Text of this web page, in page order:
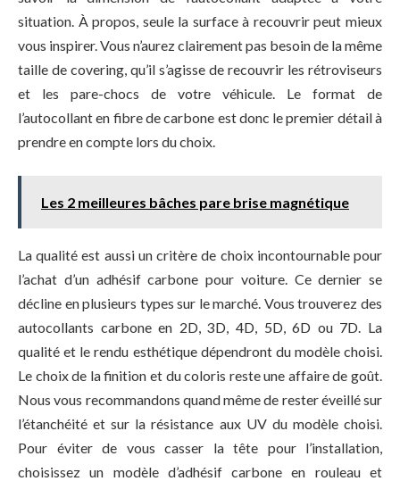
situation. À propos, seule la surface à recouvrir peut mieux
vous inspirer. Vous n’aurez clairement pas besoin de la même
taille de covering, qu’il s’agisse de recouvrir les rétroviseurs
et les pare-chocs de votre véhicule. Le format de
l’autocollant en fibre de carbone est donc le premier détail à
prendre en compte lors du choix.
Les 2 meilleures bâches pare brise magnétique
La qualité est aussi un critère de choix incontournable pour
l’achat d’un adhésif carbone pour voiture. Ce dernier se
décline en plusieurs types sur le marché. Vous trouverez des
autocollants carbone en 2D, 3D, 4D, 5D, 6D ou 7D. La
qualité et le rendu esthétique dépendront du modèle choisi.
Le choix de la finition et du coloris reste une affaire de goût.
Nous vous recommandons quand même de rester éveillé sur
l’étanchéité et sur la résistance aux UV du modèle choisi.
Pour éviter de vous casser la tête pour l’installation,
choisissez un modèle d’adhésif carbone en rouleau et